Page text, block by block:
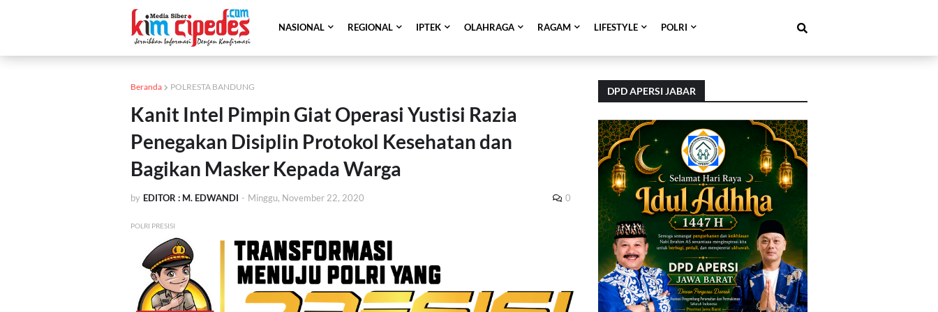
NASIONAL REGIONAL IPTEK OLAHRAGA RAGAM LIFESTYLE POLRI
Beranda POLRESTA BANDUNG
Kanit Intel Pimpin Giat Operasi Yustisi Razia
Penegakan Disiplin Protokol Kesehatan dan
Bagikan Masker Kepada Warga
by EDITOR : M. EDWANDI - Minggu, November 22, 2020 0
POLRI PRESISI
DPD APERSI JABAR